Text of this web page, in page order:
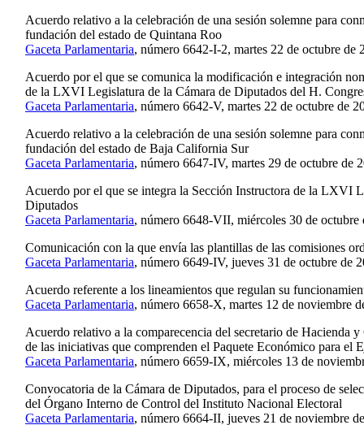
Acuerdo relativo a la celebración de una sesión solemne para
fundación del estado de Quintana Roo
Gaceta Parlamentaria, número 6642-I-2, martes 22 de octubre de
Acuerdo por el que se comunica la modificación e integración
de la LXVI Legislatura de la Cámara de Diputados del H.
Gaceta Parlamentaria, número 6642-V, martes 22 de octubre de
Acuerdo relativo a la celebración de una sesión solemne para
fundación del estado de Baja California Sur
Gaceta Parlamentaria, número 6647-IV, martes 29 de octubre de
Acuerdo por el que se integra la Sección Instructora de la LXVI
Diputados
Gaceta Parlamentaria, número 6648-VII, miércoles 30 de octubre
Comunicación con la que envía las plantillas de las comisiones
Gaceta Parlamentaria, número 6649-IV, jueves 31 de octubre de
Acuerdo referente a los lineamientos que regulan su
Gaceta Parlamentaria, número 6658-X, martes 12 de noviembre
Acuerdo relativo a la comparecencia del secretario de Hacienda
de las iniciativas que comprenden el Paquete Económico para el
Gaceta Parlamentaria, número 6659-IX, miércoles 13 de
Convocatoria de la Cámara de Diputados, para el proceso de
del Órgano Interno de Control del Instituto Nacional Electoral
Gaceta Parlamentaria, número 6664-II, jueves 21 de noviembre